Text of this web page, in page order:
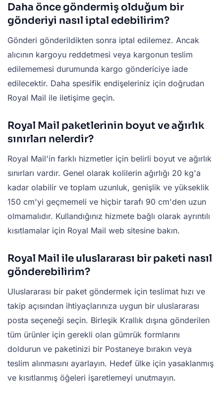
Daha önce göndermiş olduğum bir
gönderiyi nasıl iptal edebilirim?
Gönderi gönderildikten sonra iptal edilemez. Ancak
alıcının kargoyu reddetmesi veya kargonun teslim
edilememesi durumunda kargo göndericiye iade
edilecektir. Daha spesifik endişeleriniz için doğrudan
Royal Mail ile iletişime geçin.
Royal Mail paketlerinin boyut ve ağırlık
sınırları nelerdir?
Royal Mail'in farklı hizmetler için belirli boyut ve ağırlık
sınırları vardır. Genel olarak kolilerin ağırlığı 20 kg'a
kadar olabilir ve toplam uzunluk, genişlik ve yükseklik
150 cm'yi geçmemeli ve hiçbir tarafı 90 cm'den uzun
olmamalıdır. Kullandığınız hizmete bağlı olarak ayrıntılı
kısıtlamalar için Royal Mail web sitesine bakın.
Royal Mail ile uluslararası bir paketi nasıl
gönderebilirim?
Uluslararası bir paket göndermek için teslimat hızı ve
takip açısından ihtiyaçlarınıza uygun bir uluslararası
posta seçeneği seçin. Birleşik Krallık dışına gönderilen
tüm ürünler için gerekli olan gümrük formlarını
doldurun ve paketinizi bir Postaneye bırakın veya
teslim alınmasını ayarlayın. Hedef ülke için yasaklanmış
ve kısıtlanmış öğeleri işaretlemeyi unutmayın.